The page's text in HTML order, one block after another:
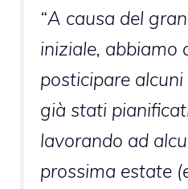
“A causa del
iniziale, abbiamo
posticipare
già stati
lavorando ad
prossima estate